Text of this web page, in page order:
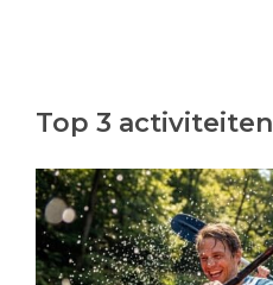
Top 3 activiteiten